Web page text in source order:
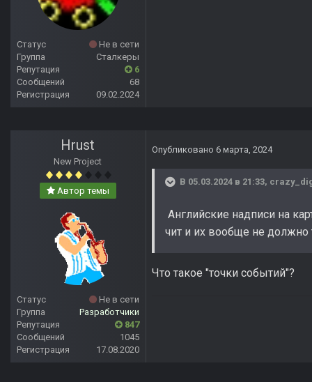
Статус
Не в сети
Группа
Сталкеры
Репутация
6
Сообщений
68
Регистрация
09.02.2024
Hrust
New Project
Автор темы
Статус
Не в сети
Группа
Разработчики
Репутация
847
Сообщений
1045
Регистрация
17.08.2020
Опубликовано 6 марта, 2024
В 05.03.2024 в 21:33,
Английские надписи на
чит и их вообще не должно
Что такое "точки событий"?